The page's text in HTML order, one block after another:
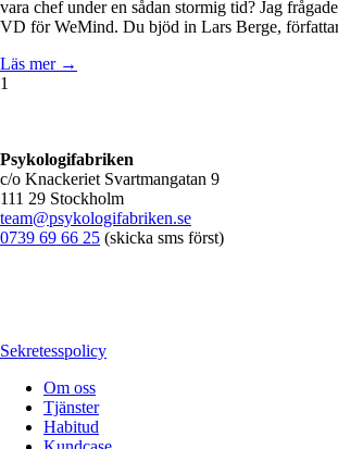
vara chef under en sådan stormig tid? Jag
VD för WeMind. Du bjöd in Lars Berge,
Läs mer →
1
Psykologifabriken
c/o Knackeriet Svartmangatan 9
111 29 Stockholm
team@psykologifabriken.se
0739 69 66 25 (skicka sms först)
Sekretesspolicy
Om oss
Tjänster
Habitud